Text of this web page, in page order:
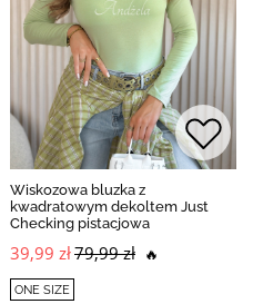
Wiskozowa bluzka z
kwadratowym dekoltem Just
Checking pistacjowa
39,99 zł79,99 zł 🔥
ONE SIZE